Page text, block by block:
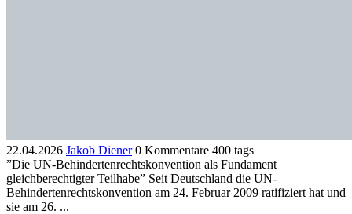
22.04.2026 Jakob Diener 0 Kommentare 400 tags
”Die UN-Behindertenrechtskonvention als Fundament
gleichberechtigter Teilhabe” Seit Deutschland die UN-
Behindertenrechtskonvention am 24. Februar 2009 ratifiziert hat und
sie am 26. ...